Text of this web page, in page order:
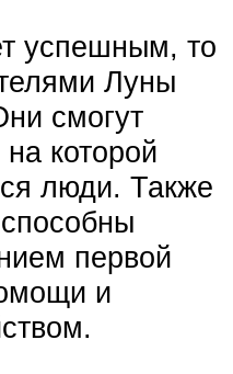
успешным, то
Луны
смогут
на которой
люди. Также
первой
и